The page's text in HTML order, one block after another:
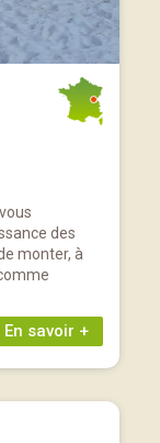
des
monter, à
En savoir +